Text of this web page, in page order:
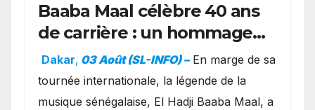
Baaba Maal célèbre 40 ans
de carrière : un hommage
exceptionnel à Oslo en
présence de la famille
royale.
Dakar, 03 Août (SL-INFO) – ​En marge de sa
tournée internationale, la légende de la
musique sénégalaise, El Hadji Baaba Maal, a